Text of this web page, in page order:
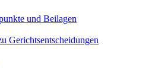
und Beilagen
Gerichtsentscheidungen